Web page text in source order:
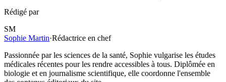
Rédigé par
SM
Sophie Martin·Rédactrice en chef
Passionnée par les sciences de la santé, Sophie vulgarise les études
médicales récentes pour les rendre accessibles à tous. Diplômée en
biologie et en journalisme scientifique, elle coordonne l'ensemble